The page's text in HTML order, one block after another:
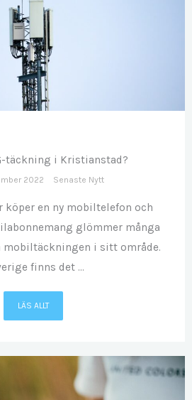
NOV
täckning i Kristianstad?
2022 Senaste Nytt
köper en ny mobiltelefon och
glömmer många
mobiltäckningen i sitt område.
finns det ...
LÄS ALLT